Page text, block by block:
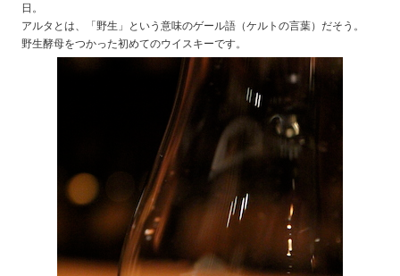
日。
アルタとは、「野生」という意味のゲール語（ケルトの言葉）だそう。
野生酵母をつかった初めてのウイスキーです。